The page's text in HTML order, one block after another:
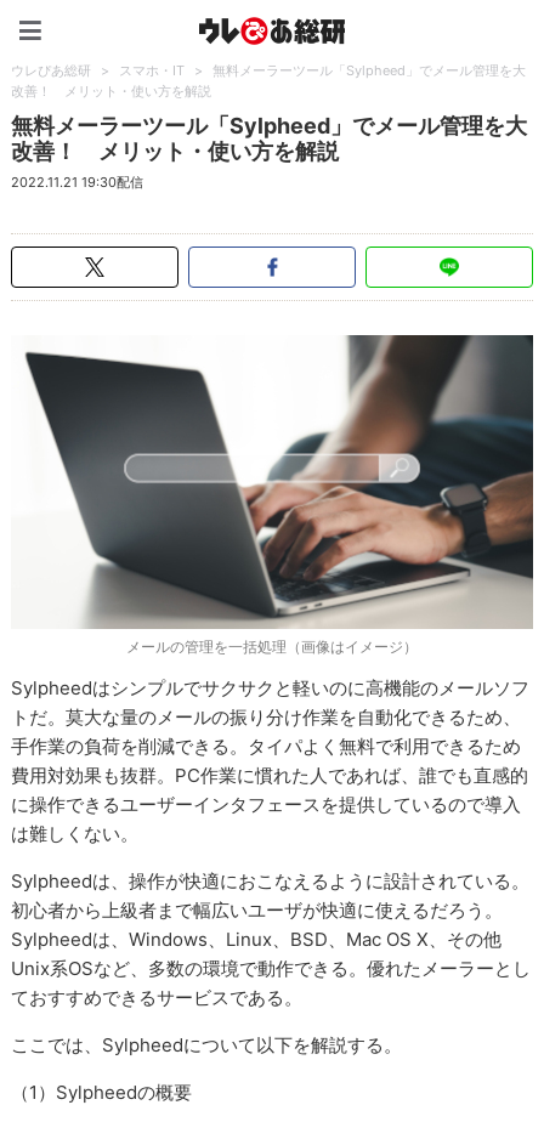
ウレぴあ総研 > スマホ・IT >
無料メーラーツール「Sylpheed」でメール管理を大
改善！ メリット・使い方を解説
無料メーラーツール「Sylpheed」でメール管理を大
改善！ メリット・使い方を解説
2022.11.21 19:30配信
メールの管理を一括処理（画像はイメージ）
Sylpheedはシンプルでサクサクと軽いのに高機能のメールソフ
トだ。莫大な量のメールの振り分け作業を自動化できるため、
手作業の負荷を削減できる。タイパよく無料で利用できるため
費用対効果も抜群。PC作業に慣れた人であれば、誰でも直感的
に操作できるユーザーインタフェースを提供しているので導入
は難しくない。
Sylpheedは、操作が快適におこなえるように設計されている。
初心者から上級者まで幅広いユーザが快適に使えるだろう。
Sylpheedは、Windows、Linux、BSD、Mac OS X、その他
Unix系OSなど、多数の環境で動作できる。優れたメーラーとし
ておすすめできるサービスである。
ここでは、Sylpheedについて以下を解説する。
（1）Sylpheedの概要